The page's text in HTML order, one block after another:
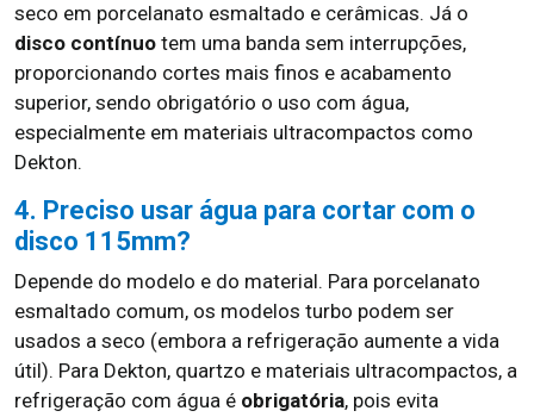
seco em porcelanato esmaltado e cerâmicas. Já o
disco contínuo tem uma banda sem interrupções,
proporcionando cortes mais finos e acabamento
superior, sendo obrigatório o uso com água,
especialmente em materiais ultracompactos como
Dekton.
4. Preciso usar água para cortar com o
disco 115mm?
Depende do modelo e do material. Para porcelanato
esmaltado comum, os modelos turbo podem ser
usados a seco (embora a refrigeração aumente a vida
útil). Para Dekton, quartzo e materiais ultracompactos, a
refrigeração com água é obrigatória, pois evita